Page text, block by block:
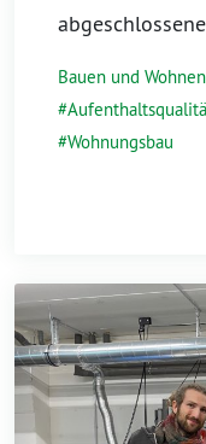
Bauen und Wohnen
Wohnungsbau